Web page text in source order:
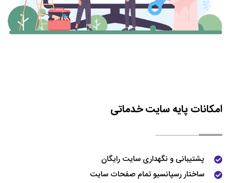
امکانات پایه سایت خدماتی
پشتیبانی و نگهداری سایت رایگان
ساختار رسپانسیو تمام صفحات سایت